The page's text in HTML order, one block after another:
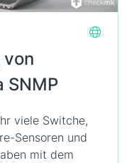
von
SNMP
viele Switche,
Sensoren und
mit dem